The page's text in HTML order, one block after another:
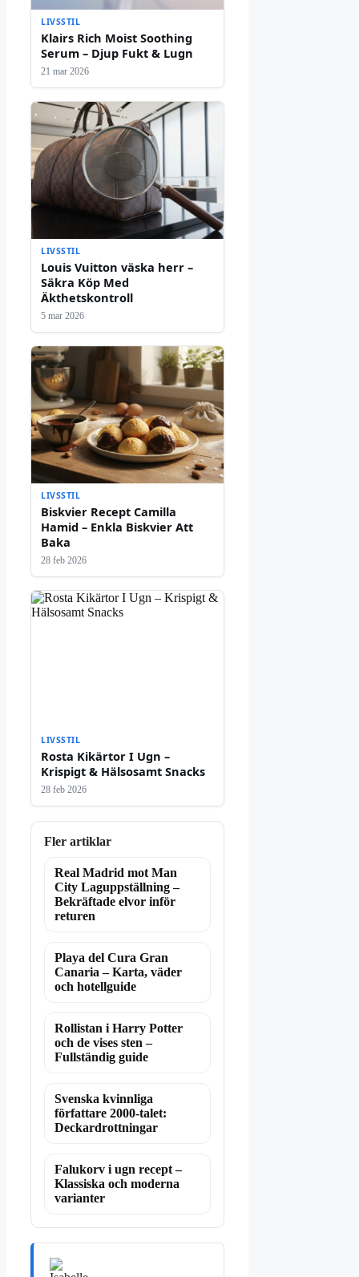
LIVSSTIL
Klairs Rich Moist Soothing
Serum – Djup Fukt & Lugn
21 mar 2026
LIVSSTIL
Louis Vuitton väska herr –
Säkra Köp Med
Äkthetskontroll
5 mar 2026
LIVSSTIL
Biskvier Recept Camilla
Hamid – Enkla Biskvier Att
Baka
28 feb 2026
LIVSSTIL
Rosta Kikärtor I Ugn –
Krispigt & Hälsosamt Snacks
28 feb 2026
Fler artiklar
Real Madrid mot Man
City Laguppställning –
Bekräftade elvor inför
returen
Playa del Cura Gran
Canaria – Karta, väder
och hotellguide
Rollistan i Harry Potter
och de vises sten –
Fullständig guide
Svenska kvinnliga
författare 2000-talet:
Deckardrottningar
Falukorv i ugn recept –
Klassiska och moderna
varianter